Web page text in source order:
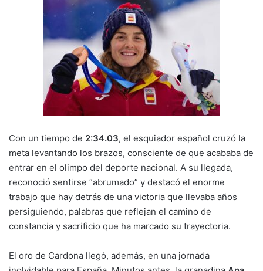
Con un tiempo de 2:34.03, el esquiador español cruzó la
meta levantando los brazos, consciente de que acababa de
entrar en el olimpo del deporte nacional. A su llegada,
reconoció sentirse “abrumado” y destacó el enorme
trabajo que hay detrás de una victoria que llevaba años
persiguiendo, palabras que reflejan el camino de
constancia y sacrificio que ha marcado su trayectoria.
El oro de Cardona llegó, además, en una jornada